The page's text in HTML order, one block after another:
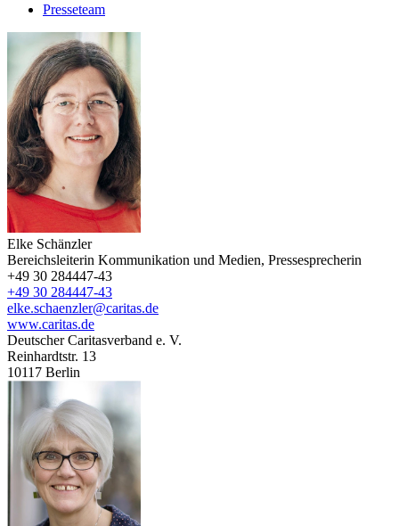
Presseteam
Elke Schänzler
Bereichsleiterin Kommunikation und Medien, Pressesprecherin
+49 30 284447-43
+49 30 284447-43
elke.schaenzler@caritas.de
www.caritas.de
Deutscher Caritasverband e. V.
Reinhardtstr. 13
10117 Berlin